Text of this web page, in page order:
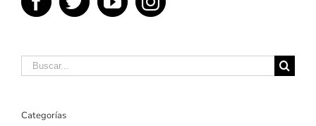
Buscar:
Categorías